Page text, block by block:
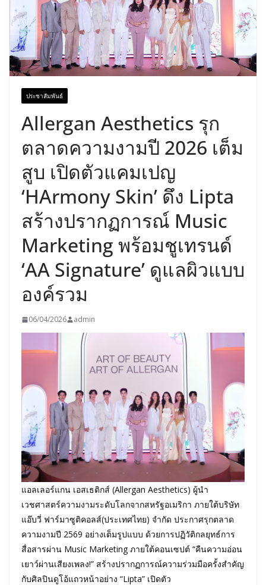
ประชาสัมพันธ์
Allergan Aesthetics รุก
ตลาดความงามปี 2026 เต็ม
สูบ เปิดตัวแคมเปญ
‘HArmony Skin’ ดึง Lipta
สร้างปรากฏการณ์ Music
Marketing พร้อมชูเทรนด์
‘AA Signature’ ดูแลผิวแบบ
องค์รวม
06/04/2026 admin
แอลเลอร์แกน เอสเธติกส์ (Allergan Aesthetics) ผู้นำ
เวชศาสตร์ความงามระดับโลกจากสหรัฐอเมริกา ภายใต้บริษัท
แอ๊บวี่ ฟาร์มาซูติคอลส์(ประเทศไทย) จำกัด ประกาศรุกตลาด
ความงามปี 2569 อย่างเต็มรูปแบบ ด้วยการปฏิวัติกลยุทธ์การ
สื่อสารผ่าน Music Marketing ภายใต้คอนเซปต์ “คืนความอ่อน
เยาว์ผ่านเสียงเพลง!” สร้างปรากฏการณ์ความร่วมมือครั้งสำคัญ
กับศิลปินดูโอ้แถวหน้าอย่าง “Lipta” เปิดตัว